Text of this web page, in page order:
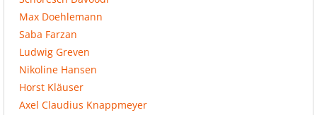
Max Doehlemann
Saba Farzan
Ludwig Greven
Nikoline Hansen
Horst Kläuser
Axel Claudius Knappmeyer